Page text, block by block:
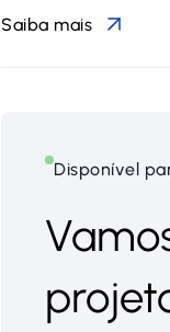
Saiba mais
Disponível